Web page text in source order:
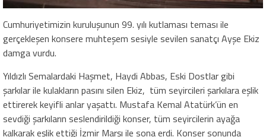
Cumhuriyetimizin kuruluşunun 99. yılı kutlaması teması ile
gerçekleşen konsere muhteşem sesiyle sevilen sanatçı Ayşe Ekiz
damga vurdu.
Yıldızlı Semalardaki Haşmet, Haydi Abbas, Eski Dostlar gibi
şarkılar ile kulakların pasını silen Ekiz, tüm seyircileri şarkılara eşlik
ettirerek keyifli anlar yaşattı. Mustafa Kemal Atatürk’ün en
sevdiği şarkıların seslendirildiği konser, tüm seyircilerin ayağa
kalkarak eşlik ettiği İzmir Marşı ile sona erdi. Konser sonunda